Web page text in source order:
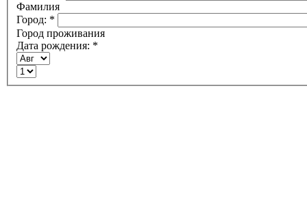
Фамилия
Город: *
Город проживания
Дата рождения: *